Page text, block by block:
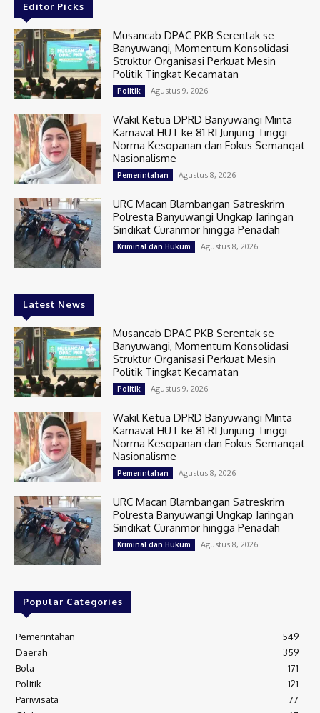
Editor Picks
Musancab DPAC PKB Serentak se
Banyuwangi, Momentum Konsolidasi
Struktur Organisasi Perkuat Mesin
Politik Tingkat Kecamatan
Politik Agustus 9, 2026
Wakil Ketua DPRD Banyuwangi Minta
Karnaval HUT ke 81 RI Junjung Tinggi
Norma Kesopanan dan Fokus Semangat
Nasionalisme
Pemerintahan Agustus 8, 2026
URC Macan Blambangan Satreskrim
Polresta Banyuwangi Ungkap Jaringan
Sindikat Curanmor hingga Penadah
Kriminal dan Hukum Agustus 8, 2026
Latest News
Musancab DPAC PKB Serentak se
Banyuwangi, Momentum Konsolidasi
Struktur Organisasi Perkuat Mesin
Politik Tingkat Kecamatan
Politik Agustus 9, 2026
Wakil Ketua DPRD Banyuwangi Minta
Karnaval HUT ke 81 RI Junjung Tinggi
Norma Kesopanan dan Fokus Semangat
Nasionalisme
Pemerintahan Agustus 8, 2026
URC Macan Blambangan Satreskrim
Polresta Banyuwangi Ungkap Jaringan
Sindikat Curanmor hingga Penadah
Kriminal dan Hukum Agustus 8, 2026
Popular Categories
Pemerintahan
549
Daerah
359
Bola
171
Politik
121
Pariwisata
77